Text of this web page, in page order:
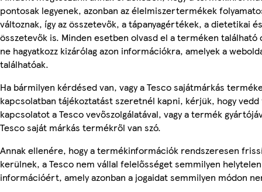
pontosak legyenek, azonban az élelmiszertermékek
változnak, így az összetevők, a tápanyagértékek, a dietetikai
összetevők is. Minden esetben olvasd el a terméken található
ne hagyatkozz kizárólag azon információkra, amelyek a
találhatóak.
Ha bármilyen kérdésed van, vagy a Tesco sajátmárkás
kapcsolatban tájékoztatást szeretnél kapni, kérjük, hogy vedd
kapcsolatot a Tesco vevőszolgálatával, vagy a termék
Tesco saját márkás termékről van szó.
Annak ellenére, hogy a termékinformációk rendszeresen
kerülnek, a Tesco nem vállal felelősséget semmilyen helytelen
információért, amely azonban a jogaidat semmilyen módon